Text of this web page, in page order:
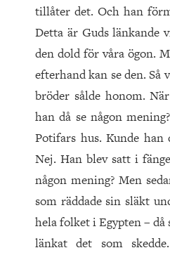
tillåter det. Och han
Detta är Guds länkande
den dold för våra ögon.
efterhand kan se den. Så
bröder sålde honom.
han då se någon
Potifars hus. Kunde han
Nej. Han blev satt i
någon mening? Men
som räddade sin släkt
hela folket i Egypten – då
länkat det som